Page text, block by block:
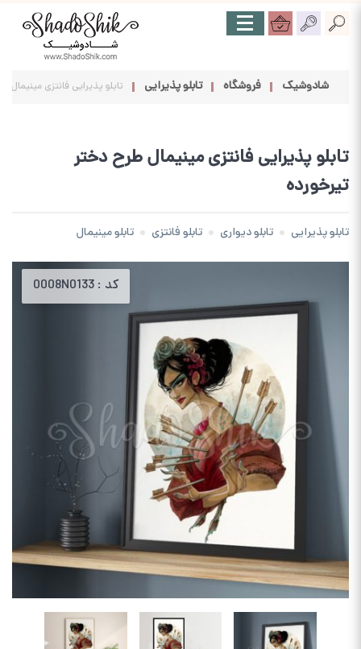
شادوشیک فروشگاه تابلو پذیرایی تابلو پذیرایی فانتزی مینیمال
تابلو پذیرایی فانتزی مینیمال طرح دختر
تیرخورده
تابلو پذیرایی تابلو دیواری تابلو فانتزی تابلو مینیمال
کد : 0008N0133